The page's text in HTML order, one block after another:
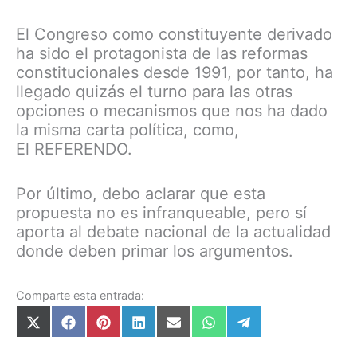
El Congreso como constituyente derivado
ha sido el protagonista de las reformas
constitucionales desde 1991, por tanto, ha
llegado quizás el turno para las otras
opciones o mecanismos que nos ha dado
la misma carta política, como,
El REFERENDO.
Por último, debo aclarar que esta
propuesta no es infranqueable, pero sí
aporta al debate nacional de la actualidad
donde deben primar los argumentos.
Comparte esta entrada: